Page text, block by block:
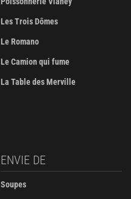
Les Trois Dômes
Le Romano
Le Camion qui fume
La Table des Merville
ENVIE DE
Soupes